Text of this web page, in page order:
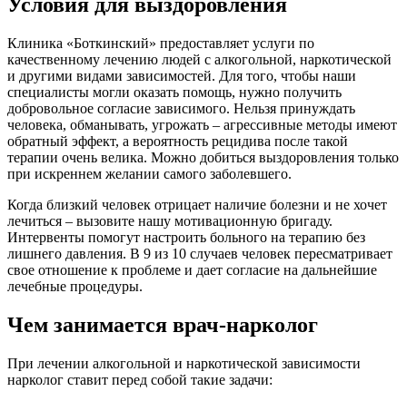
Клиника «Боткинский» предоставляет услуги по
качественному лечению людей с алкогольной, наркотической
и другими видами зависимостей. Для того, чтобы наши
специалисты могли оказать помощь, нужно получить
добровольное согласие зависимого. Нельзя принуждать
человека, обманывать, угрожать – агрессивные методы имеют
обратный эффект, а вероятность рецидива после такой
терапии очень велика. Можно добиться выздоровления только
при искреннем желании самого заболевшего.
Когда близкий человек отрицает наличие болезни и не хочет
лечиться – вызовите нашу мотивационную бригаду.
Интервенты помогут настроить больного на терапию без
лишнего давления. В 9 из 10 случаев человек пересматривает
свое отношение к проблеме и дает согласие на дальнейшие
лечебные процедуры.
Чем занимается врач-нарколог
При лечении алкогольной и наркотической зависимости
нарколог ставит перед собой такие задачи: